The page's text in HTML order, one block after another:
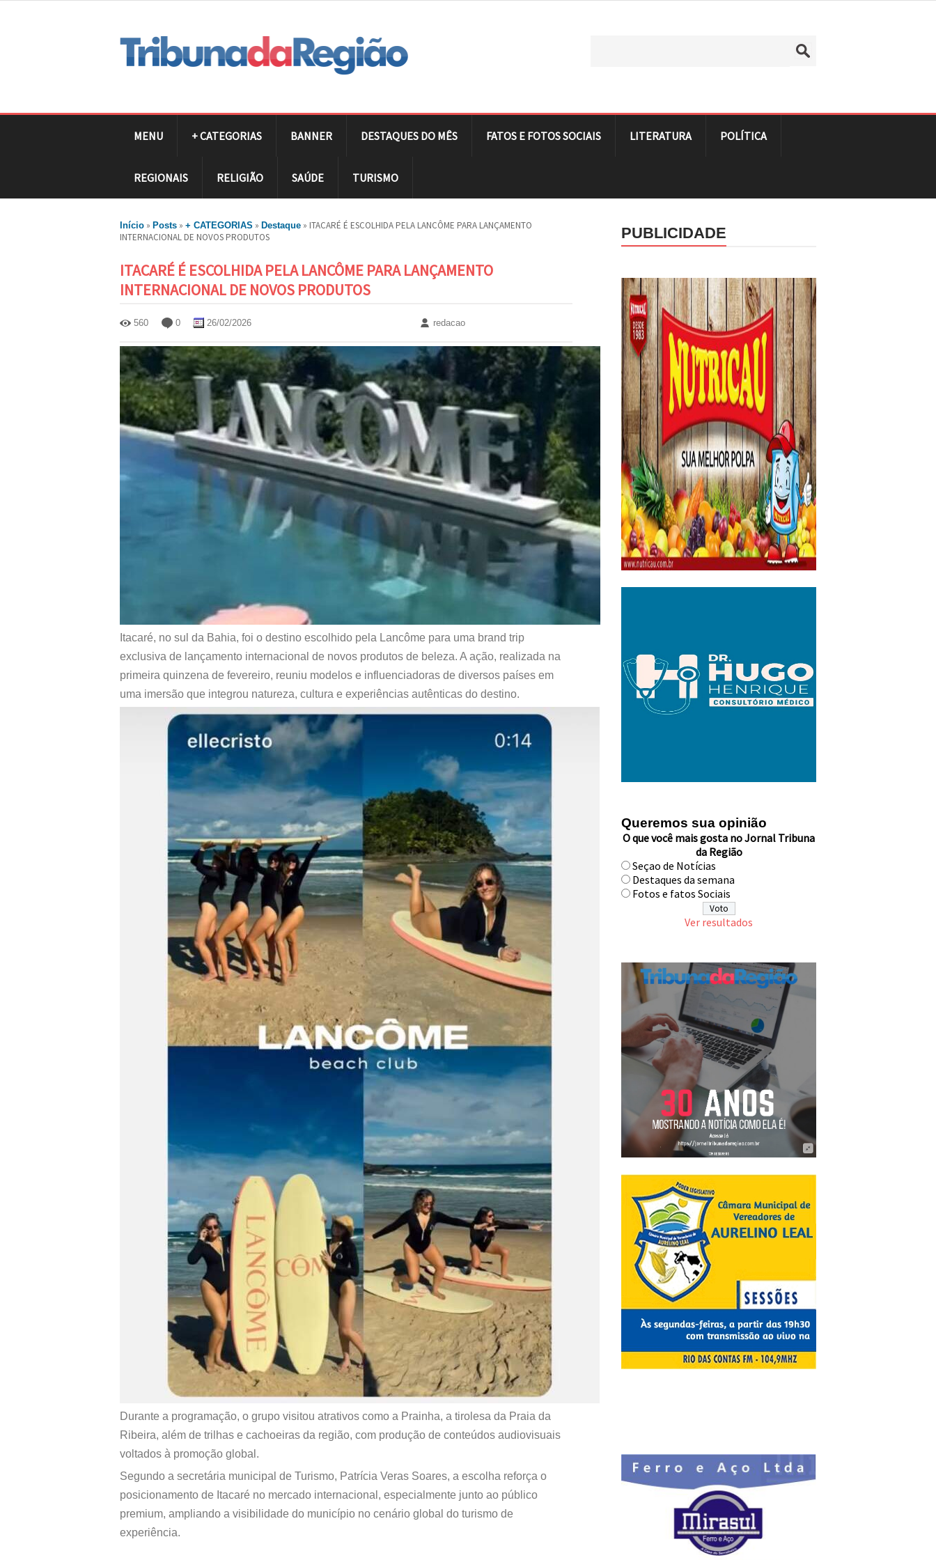
MENU + CATEGORIAS BANNER DESTAQUES DO MÊS FATOS E FOTOS SOCIAIS LITERATURA POLÍTICA
REGIONAIS RELIGIÃO SAÚDE TURISMO
Início » Posts » + CATEGORIAS » Destaque » ITACARÉ É ESCOLHIDA PELA LANCÔME PARA LANÇAMENTO
INTERNACIONAL DE NOVOS PRODUTOS
ITACARÉ É ESCOLHIDA PELA LANCÔME PARA LANÇAMENTO
INTERNACIONAL DE NOVOS PRODUTOS
560 0 26/02/2026 redacao
Itacaré, no sul da Bahia, foi o destino escolhido pela Lancôme para uma brand trip
exclusiva de lançamento internacional de novos produtos de beleza. A ação, realizada na
primeira quinzena de fevereiro, reuniu modelos e influenciadoras de diversos países em
uma imersão que integrou natureza, cultura e experiências autênticas do destino.
Durante a programação, o grupo visitou atrativos como a Prainha, a tirolesa da Praia da
Ribeira, além de trilhas e cachoeiras da região, com produção de conteúdos audiovisuais
voltados à promoção global.
Segundo a secretária municipal de Turismo, Patrícia Veras Soares, a escolha reforça o
posicionamento de Itacaré no mercado internacional, especialmente junto ao público
premium, ampliando a visibilidade do município no cenário global do turismo de
experiência.
PUBLICIDADE
Queremos sua opinião
O que você mais gosta no Jornal Tribuna
da Região
Seçao de Notícias
Destaques da semana
Fotos e fatos Sociais
Ver resultados